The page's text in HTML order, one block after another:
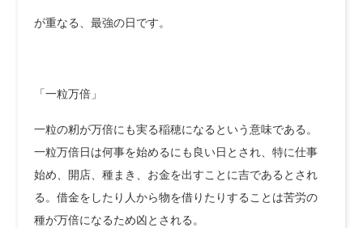
が重なる、最強の日です。
「一粒万倍」
一粒の籾が万倍にも実る稲穂になるという意味である。
一粒万倍日は何事を始めるにも良い日とされ、特に仕事
始め、開店、種まき、お金を出すことに吉であるとされ
る。借金をしたり人から物を借りたりすることは苦労の
種が万倍になるため凶とされる。